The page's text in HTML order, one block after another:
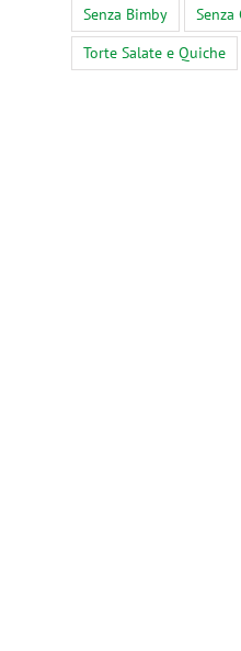
Senza Bimby
Torte Salate e Quiche